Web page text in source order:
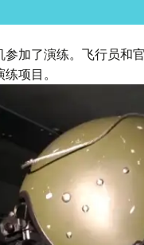
加了演练。飞行员和
项目。